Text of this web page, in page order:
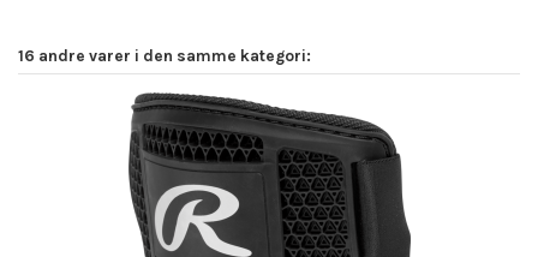
16 andre varer i den samme kategori: